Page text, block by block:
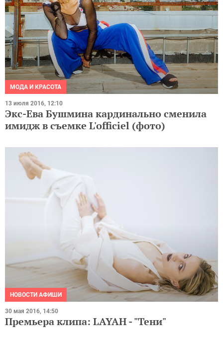
МОДА И КРАСОТА
13 июля 2016, 12:10
Экс-Ева Бушмина кардинально сменила
имидж в съемке L'officiel (фото)
НОВОСТИ АФИШИ
30 мая 2016, 14:50
Премьера клипа: LAYAH - "Тени"